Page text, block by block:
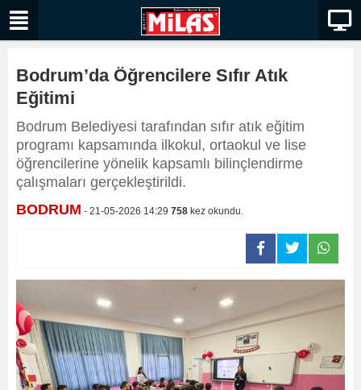
Bodrum’da Öğrencilere Sıfır Atık
Eğitimi
Bodrum Belediyesi tarafından sıfır atık eğitim
programı kapsamında ilkokul, ortaokul ve lise
öğrencilerine yönelik kapsamlı bilinçlendirme
çalışmaları gerçekleştirildi.
BODRUM - 21-05-2026 14:29 758 kez okundu.